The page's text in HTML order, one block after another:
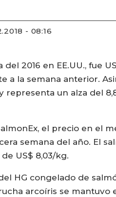
- 08:16
2016 en EE.UU., fue
la semana anterior.
representa un alza del
el precio en el
semana del año. El
US$ 8,03/kg.
HG congelado de
arcoíris se mantuvo